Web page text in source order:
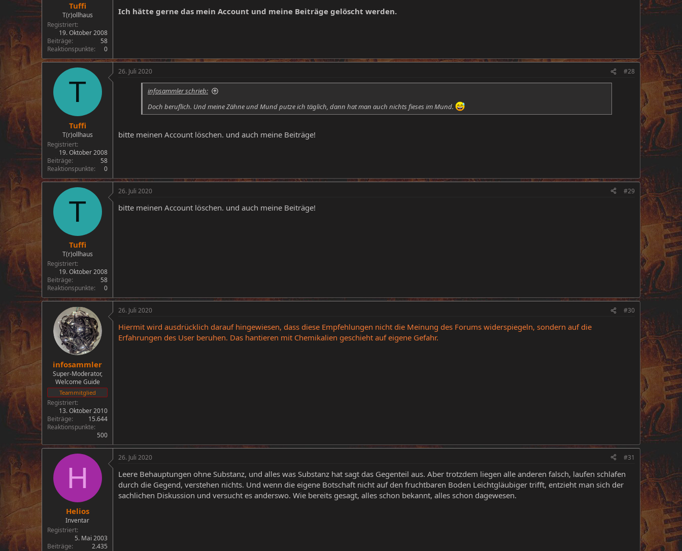
:
Tuffi
T(r)ollhaus
Registriert
19. Oktober 2008
Beiträge
58
Reaktionspunkte
0
Ich hätte gerne das mein Account und meine Beiträge gelöscht werden.
T
Tuffi
T(r)ollhaus
Registriert
19. Oktober 2008
Beiträge
58
Reaktionspunkte
0
26. Juli 2020 #28
infosammler schrieb:
Doch beruflich. Und meine Zähne und Mund putze ich täglich, dann hat man auch nichts fieses im Mund.
bitte meinen Account löschen. und auch meine Beiträge!
T
Tuffi
T(r)ollhaus
Registriert
19. Oktober 2008
Beiträge
58
Reaktionspunkte
0
26. Juli 2020 #29
bitte meinen Account löschen. und auch meine Beiträge!
infosammler
Super-Moderator,
Welcome Guide
Teammitglied
Registriert
13. Oktober 2010
Beiträge
15.644
Reaktionspunkte
500
26. Juli 2020 #30
Hiermit wird ausdrücklich darauf hingewiesen, dass diese Empfehlungen nicht die Meinung des Forums widerspiegeln, sondern auf die
Erfahrungen des User beruhen. Das hantieren mit Chemikalien geschieht auf eigene Gefahr.
H
Helios
Inventar
Registriert
5. Mai 2003
Beiträge
2.435
26. Juli 2020 #31
Leere Behauptungen ohne Substanz, und alles was Substanz hat sagt das Gegenteil aus. Aber trotzdem liegen alle anderen falsch, laufen schlafen
durch die Gegend, verstehen nichts. Und wenn die eigene Botschaft nicht auf den fruchtbaren Boden Leichtgläubiger trifft, entzieht man sich der
sachlichen Diskussion und versucht es anderswo. Wie bereits gesagt, alles schon bekannt, alles schon dagewesen.